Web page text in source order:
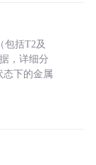
包括T2及
，详细分
态下的金属